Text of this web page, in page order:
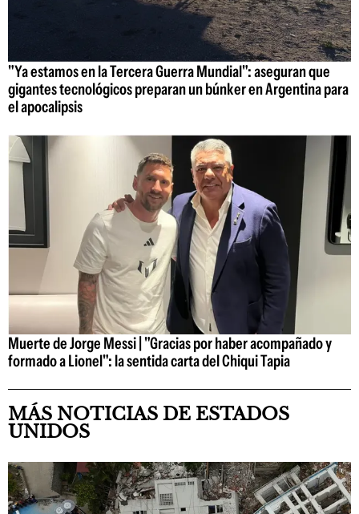
"Ya estamos en la Tercera Guerra Mundial": aseguran que
gigantes tecnológicos preparan un búnker en Argentina para
el apocalipsis
Muerte de Jorge Messi | "Gracias por haber acompañado y
formado a Lionel": la sentida carta del Chiqui Tapia
MÁS NOTICIAS DE ESTADOS
UNIDOS